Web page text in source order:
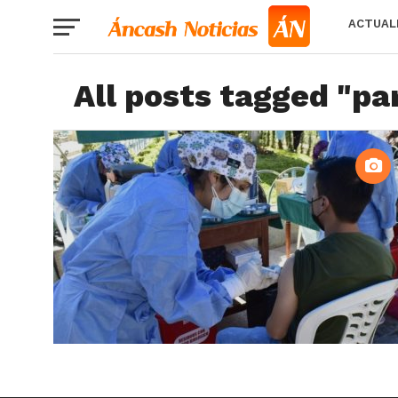
All posts tagged